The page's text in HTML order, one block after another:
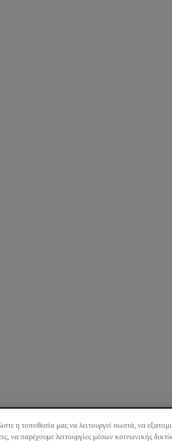
η τοποθεσία μας να λειτουργεί σωστά, να
να παρέχουμε λειτουργίες μέσων κοινωνικής